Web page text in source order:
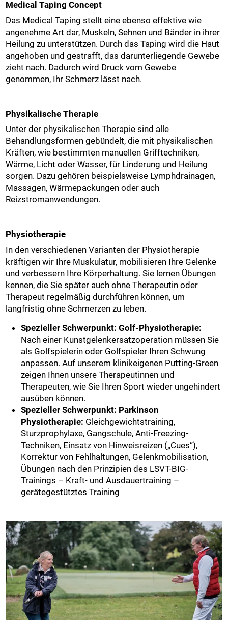
Medical Taping Concept
Das Medical Taping stellt eine ebenso effektive wie
angenehme Art dar, Muskeln, Sehnen und Bänder in ihrer
Heilung zu unterstützen. Durch das Taping wird die Haut
angehoben und gestrafft, das darunterliegende Gewebe
zieht nach. Dadurch wird Druck vom Gewebe
genommen, Ihr Schmerz lässt nach.
Physikalische Therapie
Unter der physikalischen Therapie sind alle
Behandlungsformen gebündelt, die mit physikalischen
Kräften, wie bestimmten manuellen Grifftechniken,
Wärme, Licht oder Wasser, für Linderung und Heilung
sorgen. Dazu gehören beispielsweise Lymphdrainagen,
Massagen, Wärmepackungen oder auch
Reizstromanwendungen.
Physiotherapie
In den verschiedenen Varianten der Physiotherapie
kräftigen wir Ihre Muskulatur, mobilisieren Ihre Gelenke
und verbessern Ihre Körperhaltung. Sie lernen Übungen
kennen, die Sie später auch ohne Therapeutin oder
Therapeut regelmäßig durchführen können, um
langfristig ohne Schmerzen zu leben.
Spezieller Schwerpunkt: Golf-Physiotherapie:
Nach einer Kunstgelenkersatzoperation müssen Sie
als Golfspielerin oder Golfspieler Ihren Schwung
anpassen. Auf unserem klinikeigenen Putting-Green
zeigen Ihnen unsere Therapeutinnen und
Therapeuten, wie Sie Ihren Sport wieder ungehindert
ausüben können.
Spezieller Schwerpunkt: Parkinson
Physiotherapie: Gleichgewichtstraining,
Sturzprophylaxe, Gangschule, Anti-Freezing-
Techniken, Einsatz von Hinweisreizen („Cues“),
Korrektur von Fehlhaltungen, Gelenkmobilisation,
Übungen nach den Prinzipien des LSVT-BIG-
Trainings – Kraft- und Ausdauertraining –
gerätegestütztes Training